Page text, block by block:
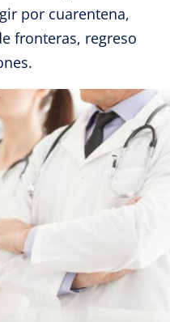
por cuarentena,
fronteras, regreso